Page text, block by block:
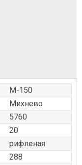
М-150
Михнево
5760
20
рифленая
288